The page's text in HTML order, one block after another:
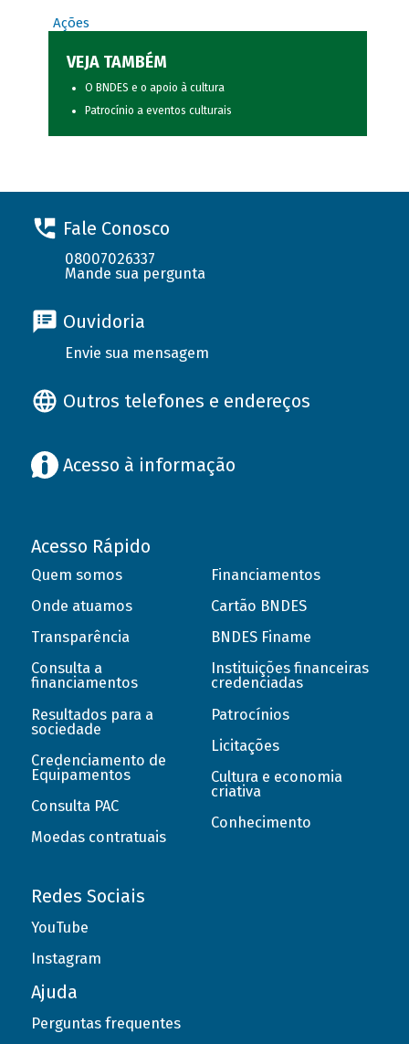
Ações
VEJA TAMBÉM
O BNDES e o apoio à cultura
Patrocínio a eventos culturais
Fale Conosco
08007026337
Mande sua pergunta
Ouvidoria
Envie sua mensagem
Outros telefones e endereços
Acesso à informação
Acesso Rápido
Quem somos
Onde atuamos
Transparência
Consulta a
financiamentos
Resultados para a
sociedade
Credenciamento de
Equipamentos
Consulta PAC
Moedas contratuais
Financiamentos
Cartão BNDES
BNDES Finame
Instituições financeiras
credenciadas
Patrocínios
Licitações
Cultura e economia
criativa
Conhecimento
Redes Sociais
YouTube
Instagram
Ajuda
Perguntas frequentes